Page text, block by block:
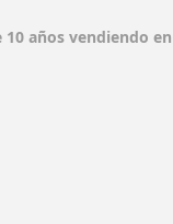
años vendiendo